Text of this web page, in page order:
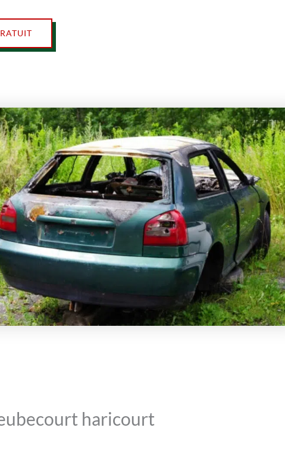
haricourt